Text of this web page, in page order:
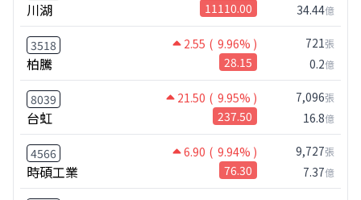
川湖 11110.00 34.44億
3518 2.55 ( 9.96% )
柏騰 28.15
721張
0.2億
8039 21.50 ( 9.95% )
台虹 237.50
7,096張
16.8億
4566 6.90 ( 9.94% )
時碩工業 76.30
9,727張
7.37億